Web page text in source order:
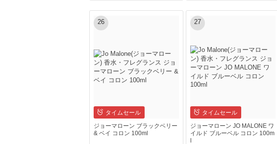
26
タイムセール
ジョーマローン ブラックベリー
& ベイ コロン 100ml
27
タイムセール
ジョーマローン JO MALONE ワ
イルド ブルーベル コロン 100m
l